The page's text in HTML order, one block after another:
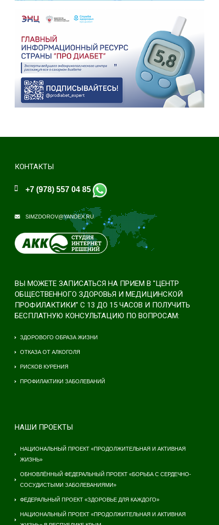
КОНТАКТЫ
+7 (978) 557 04 85
SIMZDOROV@YANDEX.RU
ВЫ МОЖЕТЕ ЗАПИСАТЬСЯ НА ПРИЕМ В "ЦЕНТР
ОБЩЕСТВЕННОГО ЗДОРОВЬЯ И МЕДИЦИНСКОЙ
ПРОФИЛАКТИКИ" С 13 ДО 15 ЧАСОВ И ПОЛУЧИТЬ
БЕСПЛАТНУЮ КОНСУЛЬТАЦИЮ ПО ВОПРОСАМ:
ЗДОРОВОГО ОБРАЗА ЖИЗНИ
ОТКАЗА ОТ АЛКОГОЛЯ
РИСКОВ КУРЕНИЯ
ПРОФИЛАКТИКИ ЗАБОЛЕВАНИЙ
НАШИ ПРОЕКТЫ
НАЦИОНАЛЬНЫЙ ПРОЕКТ «ПРОДОЛЖИТЕЛЬНАЯ И АКТИВНАЯ
ЖИЗНЬ»
ОБНОВЛЁННЫЙ ФЕДЕРАЛЬНЫЙ ПРОЕКТ «БОРЬБА С СЕРДЕЧНО-
СОСУДИСТЫМИ ЗАБОЛЕВАНИЯМИ»
ФЕДЕРАЛЬНЫЙ ПРОЕКТ «ЗДОРОВЬЕ ДЛЯ КАЖДОГО»
НАЦИОНАЛЬНЫЙ ПРОЕКТ «ПРОДОЛЖИТЕЛЬНАЯ И АКТИВНАЯ